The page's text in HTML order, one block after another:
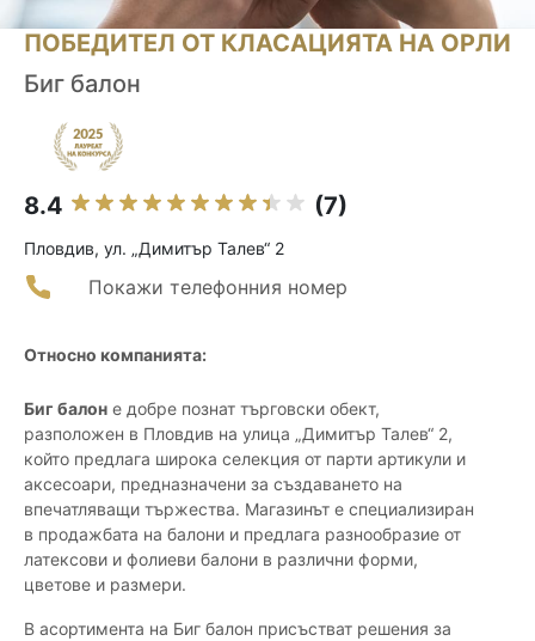
ПОБЕДИТЕЛ ОТ КЛАСАЦИЯТА НА ОРЛИ
Биг балон
8.4 (7)
Пловдив, ул. „Димитър Талев“ 2
Покажи телефонния номер
Относно компанията:
Биг балон е добре познат търговски обект,
разположен в Пловдив на улица „Димитър Талев“ 2,
който предлага широка селекция от парти артикули и
аксесоари, предназначени за създаването на
впечатляващи тържества. Магазинът е специализиран
в продажбата на балони и предлага разнообразие от
латексови и фолиеви балони в различни форми,
цветове и размери.
В асортимента на Биг балон присъстват решения за